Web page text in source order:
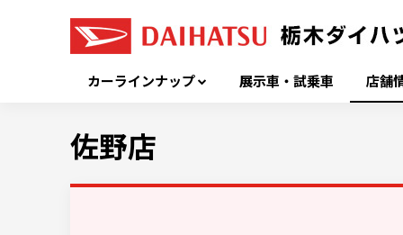
カーラインナップ 展示車・試乗車 店舗
佐野店